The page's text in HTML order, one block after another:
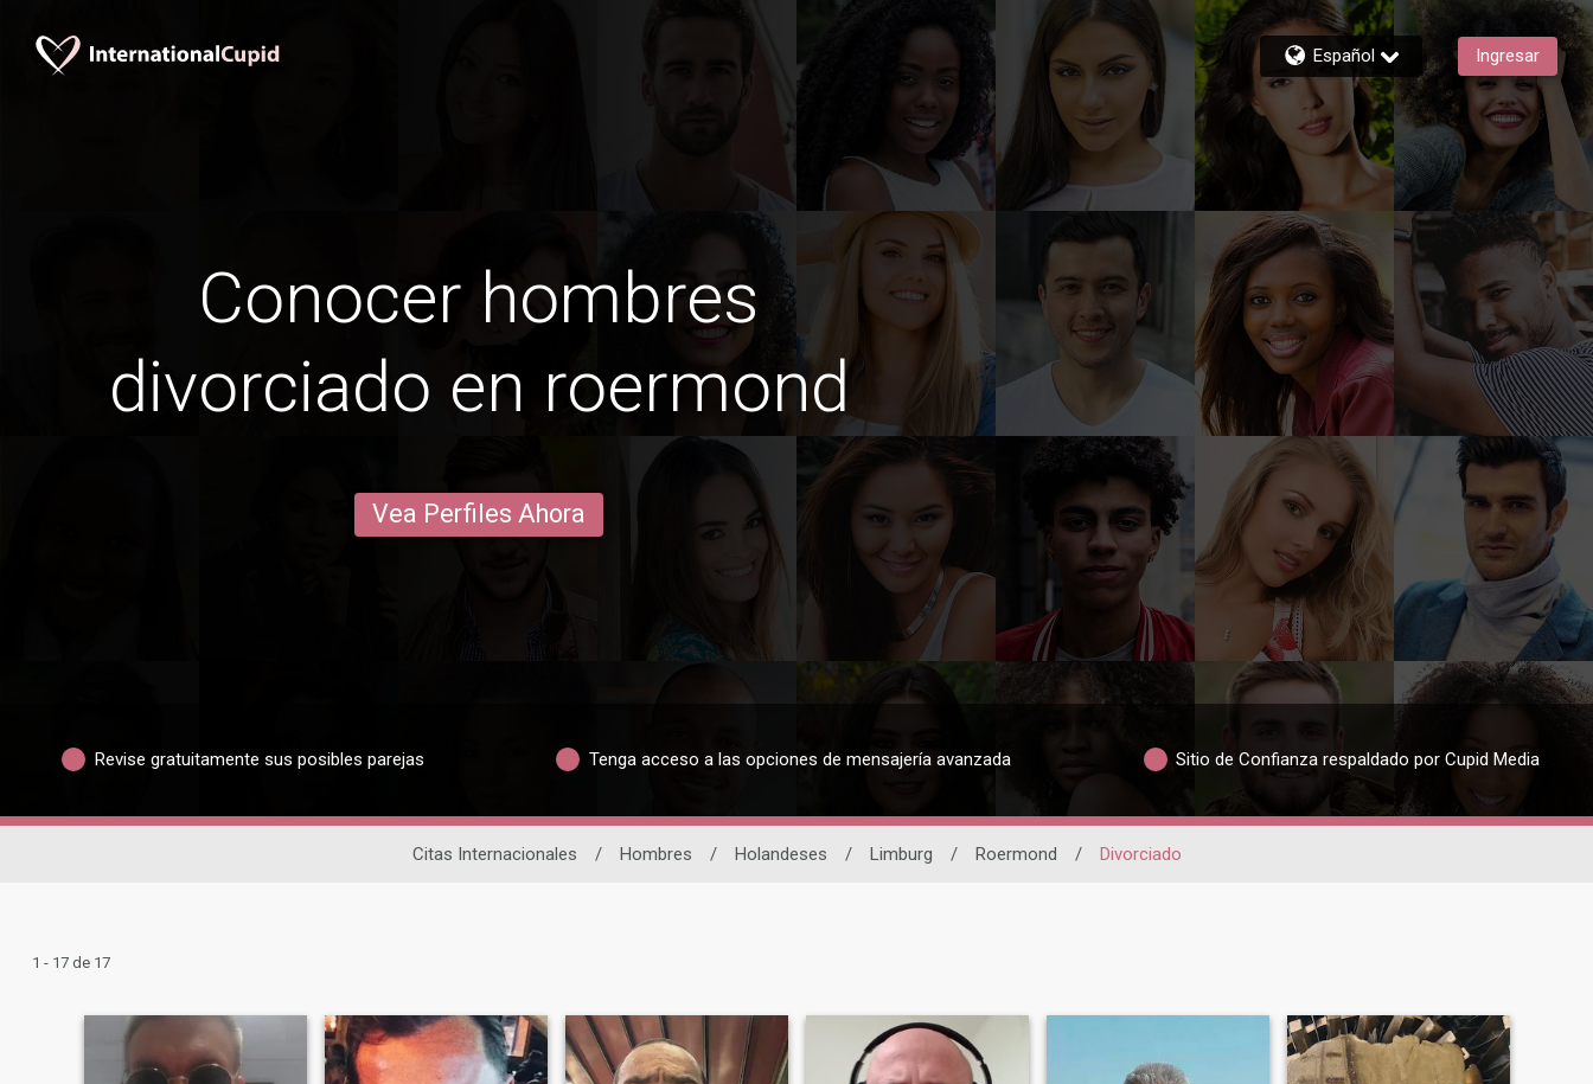
Español Ingresar
Conocer hombres
divorciado en roermond
Vea Perfiles Ahora
Revise gratuitamente sus posibles parejas Tenga acceso a las opciones de mensajería avanzada Sitio de Confianza respaldado por Cupid Media
Citas Internacionales / Hombres / Holandeses / Limburg / Roermond / Divorciado
1 - 17 de 17